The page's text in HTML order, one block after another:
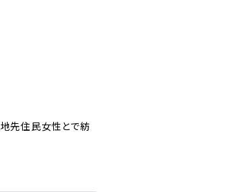
先住民女性とで紡